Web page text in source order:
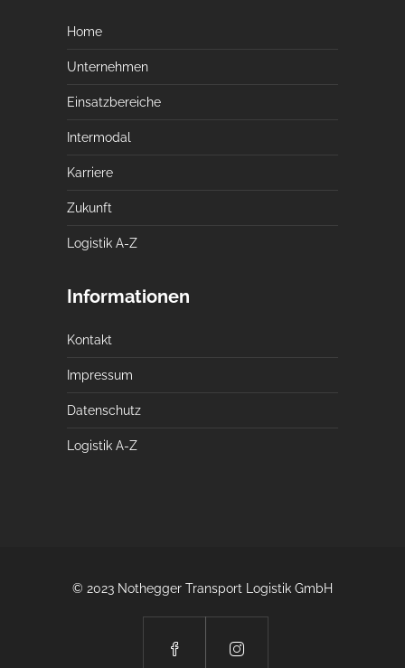
Home
Unternehmen
Einsatzbereiche
Intermodal
Karriere
Zukunft
Logistik A-Z
Informationen
Kontakt
Impressum
Datenschutz
Logistik A-Z
© 2023 Nothegger Transport Logistik GmbH